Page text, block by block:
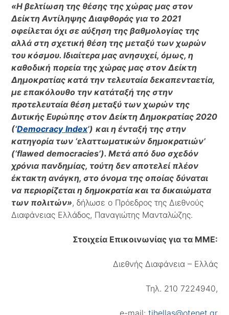
«Η βελτίωση της θέσης της χώρας μας στον
Δείκτη Αντίληψης Διαφθοράς για το 2021
οφείλεται όχι σε αύξηση της βαθμολογίας της
αλλά στη σχετική θέση της μεταξύ των χωρών
του κόσμου. Ιδιαίτερα μας ανησυχεί, όμως, η
καθοδική πορεία της χώρας μας στον Δείκτη
Δημοκρατίας κατά την τελευταία δεκαπενταετία,
με επακόλουθο την κατάταξή της στην
προτελευταία θέση μεταξύ των χωρών της
Δυτικής Ευρώπης στον Δείκτη Δημοκρατίας 2020
(‘Democracy Index’) και η ένταξή της στην
κατηγορία των ‘ελαττωματικών δημοκρατιών’
(‘flawed democracies’). Μετά από δυο σχεδόν
χρόνια πανδημίας, τούτη δεν αποτελεί πλέον
έκτακτη ανάγκη, στο όνομα της οποίας δύναται
να περιορίζεται η δημοκρατία και τα δικαιώματα
των πολιτών», δήλωσε ο Πρόεδρος της Διεθνούς
Διαφάνειας Ελλάδος, Παναγιώτης Μανταλώζης.
Στοιχεία Επικοινωνίας για τα ΜΜΕ:
Διεθνής Διαφάνεια – Ελλάς
Τηλ. 210 7224940,
e-mail: tihellas@otenet.gr